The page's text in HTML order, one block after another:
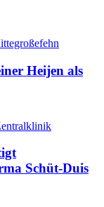
Heijen als
Schüt-Duis